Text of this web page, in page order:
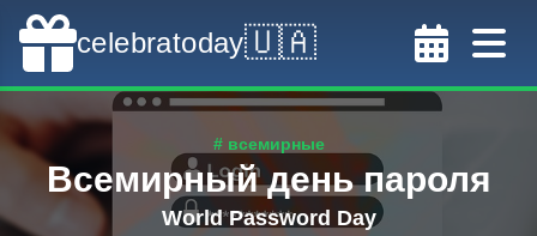
celebratoday🇺🇦
# всемирные
Всемирный день пароля
World Password Day